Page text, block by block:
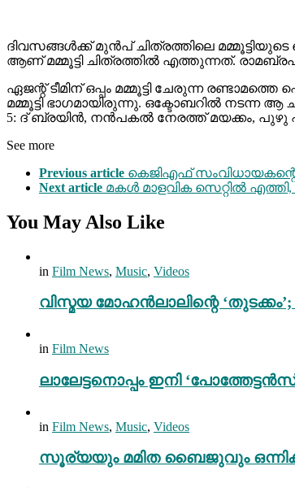
ദിവസങ്ങൾക്ക് മുൻപ് ചിത്രത്തിലെ
ആണ് മമ്മൂട്ടി ചിത്രത്തിൽ എത്തുന്നത്.
ഏജന്റ് ടീമിന് ഒപ്പം മമ്മൂട്ടി ചേരുന്ന
മമ്മൂട്ടി ഭാഗമായിരുന്നു. ഒക്ടോബറിൽ നടന്ന
5: ദ് ബ്രയിൻ, നൻപകൽ നേരത്ത് മയക്കം, പുഴു
See more
Previous article കെജിഎഫ്
Next article മകൾ മാളവിക സെറ്റിൽ
You May Also Like
in Film News, Music, Videos
വിസ്മയ മോഹൻലാലിന്റെ
in Film News
ലാലേട്ടനൊപ്പം ഇനി
in Film News, Music, Videos
സൂര്യയും മമിത ബൈജുവും